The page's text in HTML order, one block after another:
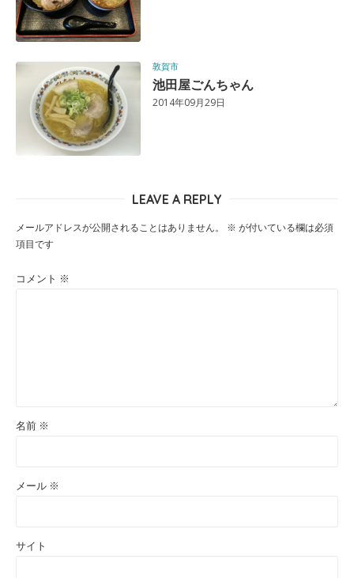
敦賀市
池田屋ごんちゃん
2014年09月29日
LEAVE A REPLY
メールアドレスが公開されることはありません。 ※ が付いている欄は必須
項目です
コメント ※
名前 ※
メール ※
サイト